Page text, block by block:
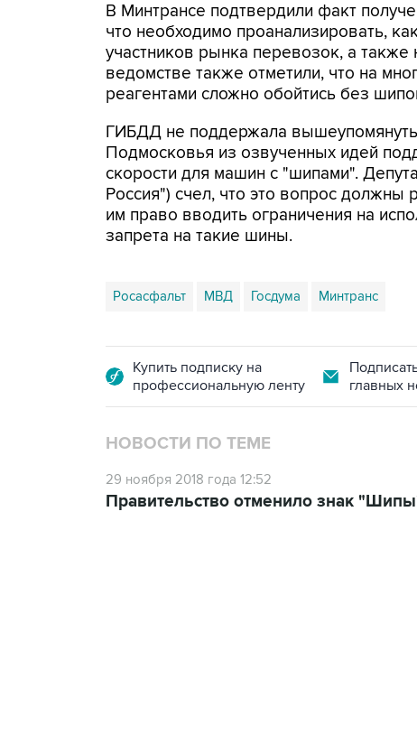
В Минтрансе подтвердили факт
что необходимо проанализировать,
участников рынка перевозок, а
ведомстве также отметили, что на
реагентами сложно обойтись без
ГИБДД не поддержала
Подмосковья из озвученных идей
скорости для машин с "шипами".
Россия") счел, что это вопрос должны
им право вводить ограничения на
запрета на такие шины.
Росасфальт МВД Госдума Минтранс
Купить подписку на
профессиональную ленту
главных
НОВОСТИ ПО ТЕМЕ
29 ноября 2018 года 12:52
Правительство отменило знак